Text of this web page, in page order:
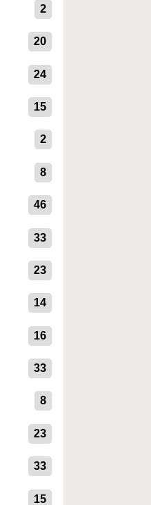
2
20
24
15
2
8
46
33
23
14
16
33
8
23
33
15